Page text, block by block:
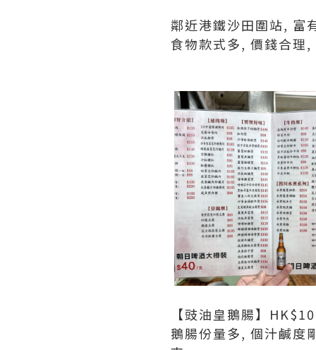
鄰近港鐵沙田圍站, 富
食物款式多, 價錢合理
【豉油皇鵝腸】
鵝腸份量多, 個汁鹹度